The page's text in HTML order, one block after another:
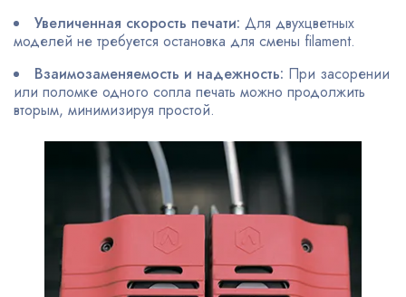
Увеличенная скорость печати: Для двухцветных
моделей не требуется остановка для смены filament.
Взаимозаменяемость и надежность: При засорении
или поломке одного сопла печать можно продолжить
вторым, минимизируя простой.